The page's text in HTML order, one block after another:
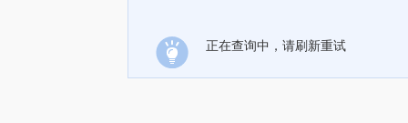
正在查询中，请刷新重试